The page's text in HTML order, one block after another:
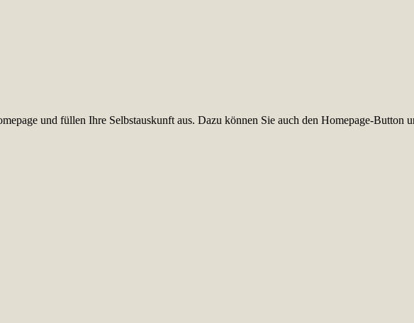
und füllen Ihre Selbstauskunft aus. Dazu können Sie auch den Homepage-Button